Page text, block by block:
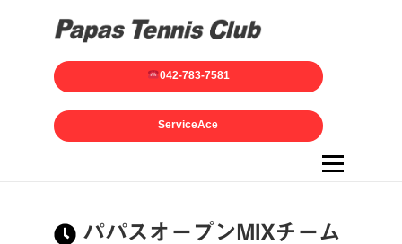
042-783-7581
ServiceAce
メニュー
パパスオープンMIXチーム